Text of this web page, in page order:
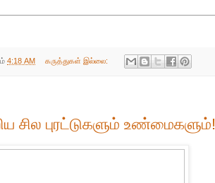
4:18 AM கருத்துகள் இல்லை:
சில புரட்டுகளும் உண்மைகளும்!